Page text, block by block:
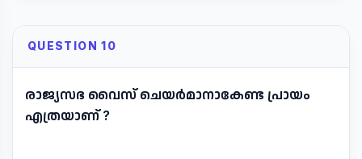
QUESTION 10
രാജ്യസഭ വൈസ് ചെയർമാനാകേണ്ട പ്രായം
എത്രയാണ് ?